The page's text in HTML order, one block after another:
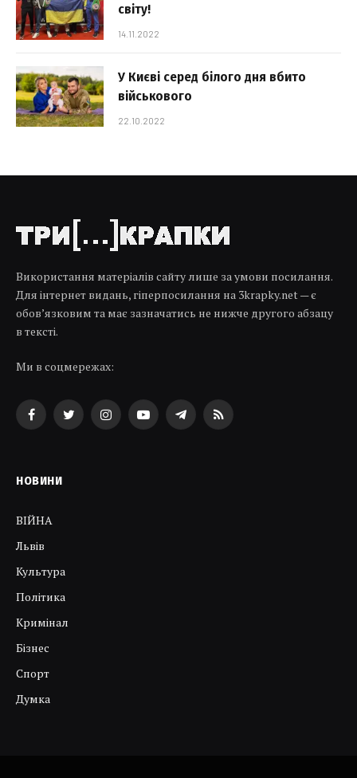
світу!
14.11.2022
У Києві серед білого дня вбито
військового
22.10.2022
Використання матеріалів сайту лише за умови посилання.
Для інтернет видань, гіперпосилання на 3krapky.net — є
обов’язковим та має зазначатись не нижче другого абзацу
в тексті.
Ми в соцмережах:
FacebookTwitterInstagramYouTubeTelegramRSS
НОВИНИ
ВІЙНА
Львів
Культура
Політика
Кримінал
Бізнес
Спорт
Думка